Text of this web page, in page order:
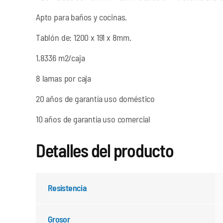
Apto para baños y cocinas.
Tablón de: 1200 x 191 x 8mm.
1,8336 m2/caja
8 lamas por caja
20 años de garantía uso doméstico
10 años de garantía uso comercial
Detalles del producto
Resistencia
Grosor